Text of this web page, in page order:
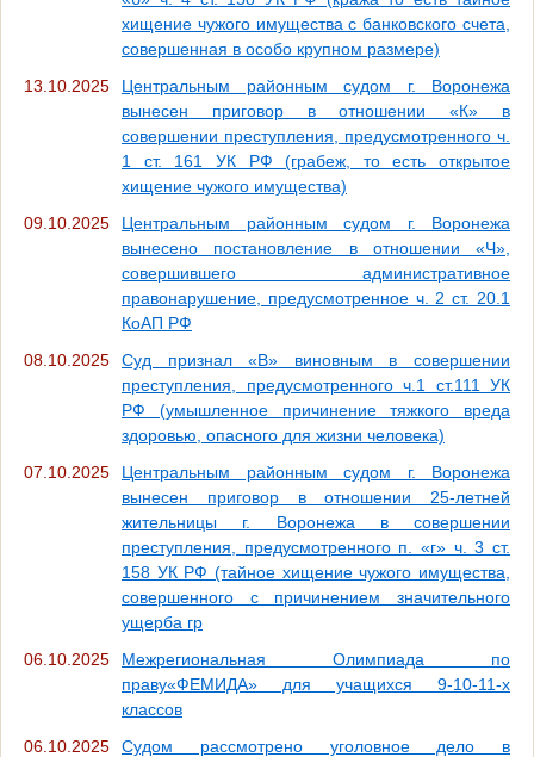
хищение чужого имущества с банковского счета,
совершенная в особо крупном размере)
13.10.2025
Центральным районным судом г. Воронежа
вынесен приговор в отношении «К» в
совершении преступления, предусмотренного ч.
1 ст. 161 УК РФ (грабеж, то есть открытое
хищение чужого имущества)
09.10.2025
Центральным районным судом г. Воронежа
вынесено постановление в отношении «Ч»,
совершившего административное
правонарушение, предусмотренное ч. 2 ст. 20.1
КоАП РФ
08.10.2025
Суд признал «В» виновным в совершении
преступления, предусмотренного ч.1 ст.111 УК
РФ (умышленное причинение тяжкого вреда
здоровью, опасного для жизни человека)
07.10.2025
Центральным районным судом г. Воронежа
вынесен приговор в отношении 25-летней
жительницы г. Воронежа в совершении
преступления, предусмотренного п. «г» ч. 3 ст.
158 УК РФ (тайное хищение чужого имущества,
совершенного с причинением значительного
ущерба гр
06.10.2025
Межрегиональная Олимпиада по
праву«ФЕМИДА» для учащихся 9-10-11-х
классов
06.10.2025
Судом рассмотрено уголовное дело в